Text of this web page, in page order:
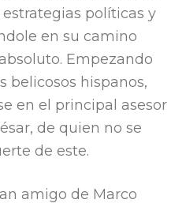
políticas y
en su camino
Empezando
belicosos hispanos,
en el principal asesor
de quien no se
de este.
amigo de Marco